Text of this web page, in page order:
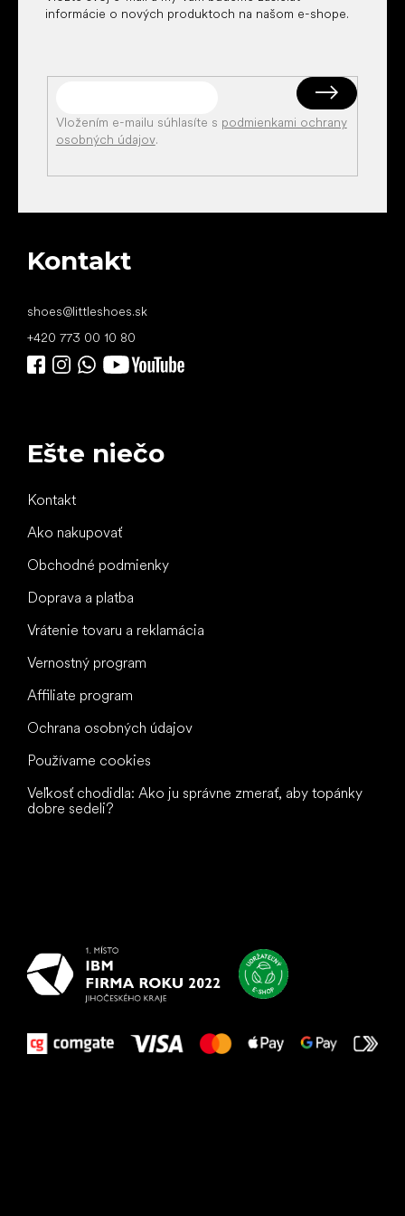
informácie o nových produktoch na našom e-shope.
Vložením e-mailu súhlasíte s podmienkami ochrany
osobných údajov.
Kontakt
shoes@littleshoes.sk
+420 773 00 10 80
Ešte niečo
Kontakt
Ako nakupovať
Obchodné podmienky
Doprava a platba
Vrátenie tovaru a reklamácia
Vernostný program
Affiliate program
Ochrana osobných údajov
Používame cookies
Veľkosť chodidla: Ako ju správne zmerať, aby topánky
dobre sedeli?